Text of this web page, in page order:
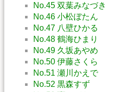
No.45 双葉みなづき
No.46 小松ぼたん
No.47 八壁ひかる
No.48 鶴海ひまり
No.49 久坂あやめ
No.50 伊藤さくら
No.51 瀬川かえで
No.52 黒森すず